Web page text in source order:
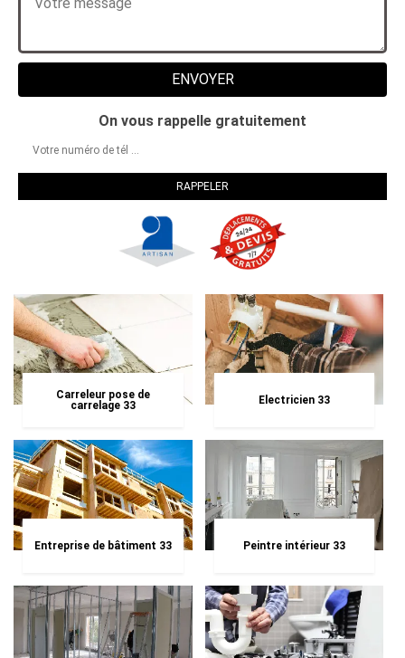
On vous rappelle gratuitement
Carreleur pose de
carrelage 33
Electricien 33
Entreprise de bâtiment 33 Peintre intérieur 33